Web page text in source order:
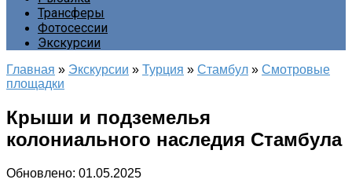
Трансферы
Фотосессии
Экскурсии
Главная » Экскурсии » Турция » Стамбул » Смотровые
площадки
Крыши и подземелья
колониального наследия Стамбула
Обновлено: 01.05.2025